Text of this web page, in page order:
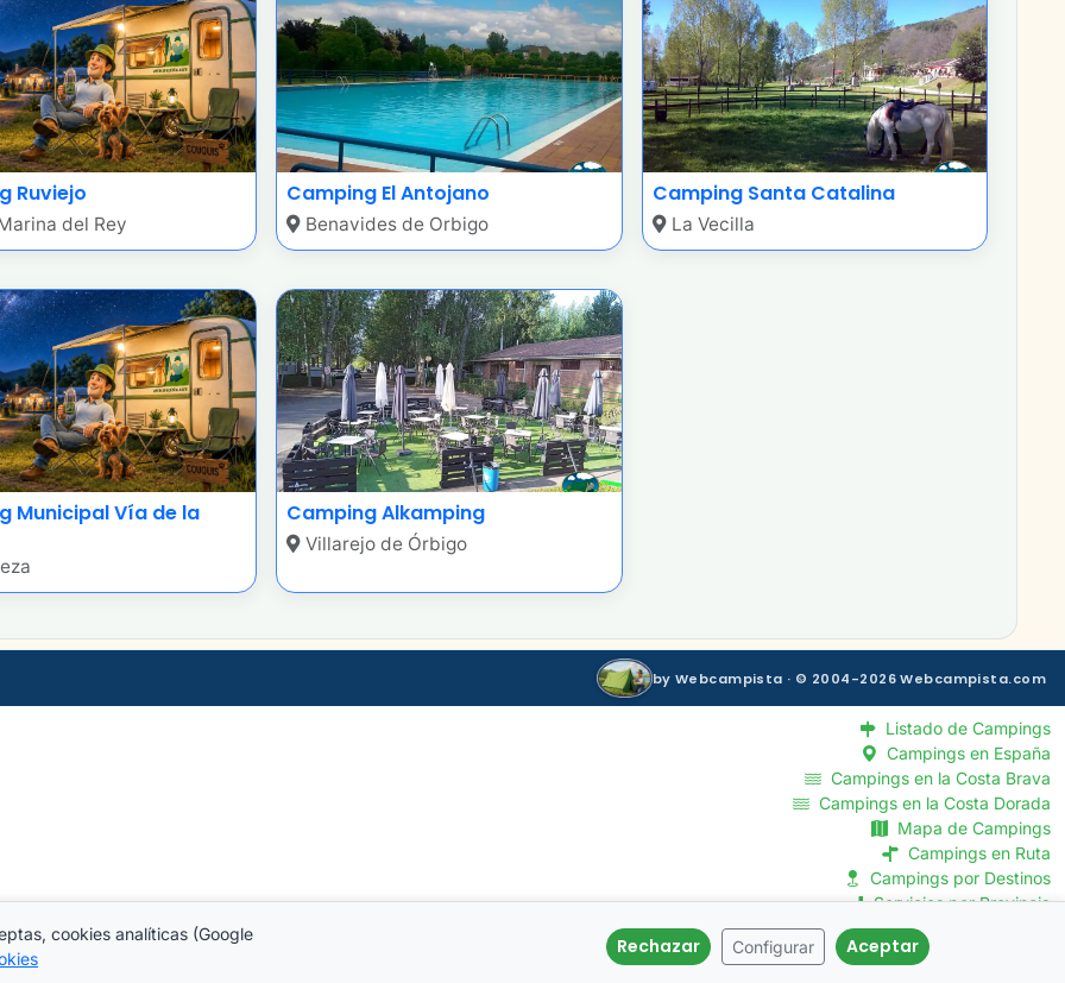
Ruviejo
del Rey
Camping El Antojano
Benavides de Orbigo
Camping Santa Catalina
La Vecilla
Municipal Vía de la Camping Alkamping
Villarejo de Órbigo
by Webcampista · © 2004-2026 Webcampista.com
Listado de Campings
Campings en España
Campings en la Costa Brava
Campings en la Costa Dorada
Mapa de Campings
Campings en Ruta
Campings por Destinos
Servicios por Provincia
cookies analíticas (Google
Rechazar Configurar Aceptar